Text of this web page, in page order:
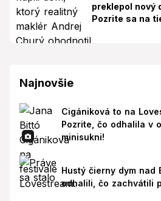
preklepol nový
Pozrite sa na
Najnovšie
Cigániková to na
Pozrite, čo odhalila v
minisukni!
Hustý čierny dym nad
odhalili, čo zachvátili